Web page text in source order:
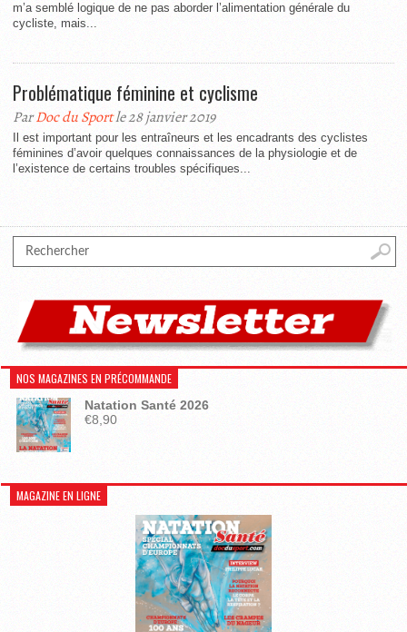
m’a semblé logique de ne pas aborder l’alimentation générale du
cycliste, mais...
Problématique féminine et cyclisme
ParDoc du Sportle 28 janvier 2019
Il est important pour les entraîneurs et les encadrants des cyclistes
féminines d’avoir quelques connaissances de la physiologie et de
l’existence de certains troubles spécifiques...
NOS MAGAZINES EN PRÉCOMMANDE
Natation Santé 2026
€8,90
MAGAZINE EN LIGNE